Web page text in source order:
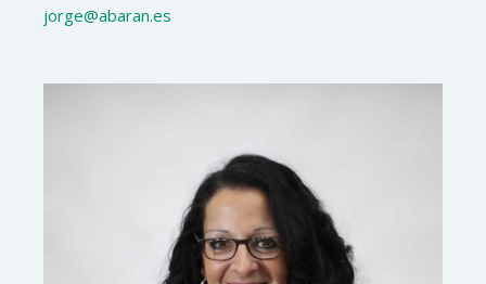
jorge@abaran.es